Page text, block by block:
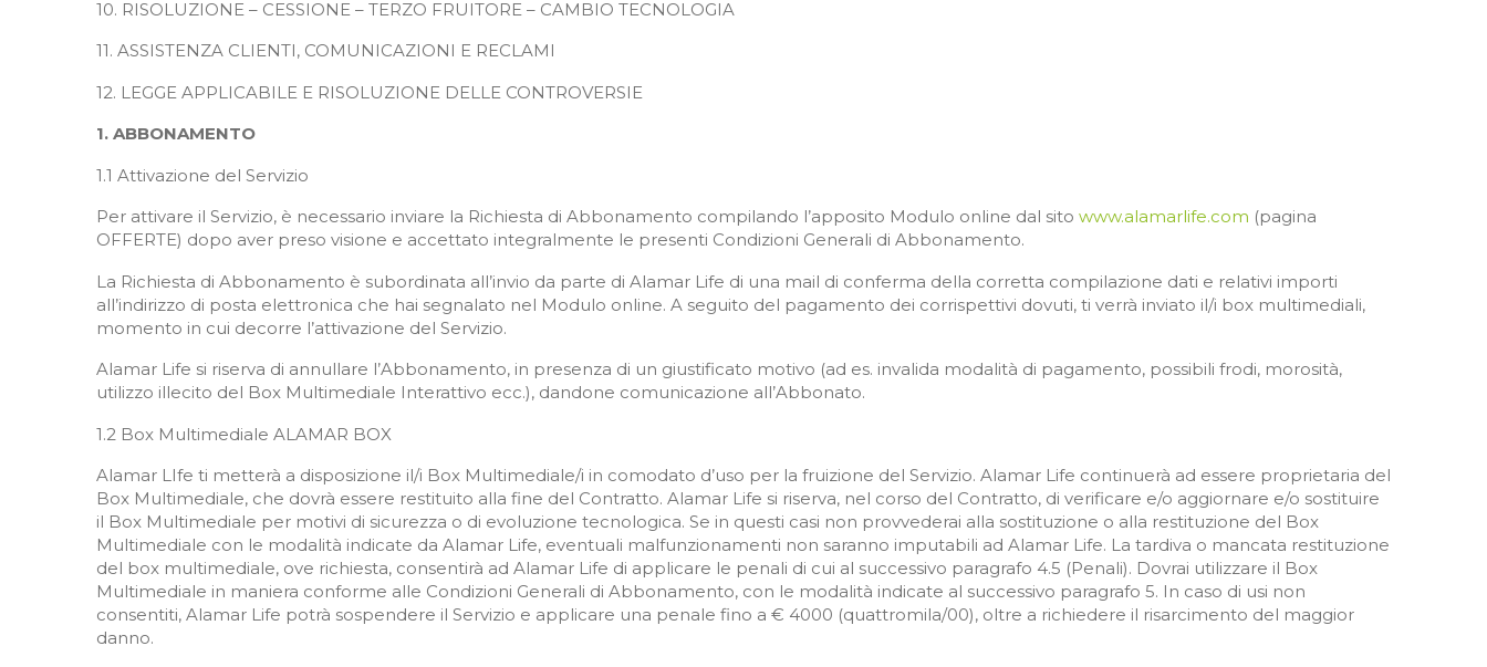
10. RISOLUZIONE – CESSIONE – TERZO FRUITORE – CAMBIO TECNOLOGIA
11. ASSISTENZA CLIENTI, COMUNICAZIONI E RECLAMI
12. LEGGE APPLICABILE E RISOLUZIONE DELLE CONTROVERSIE
1. ABBONAMENTO
1.1 Attivazione del Servizio
Per attivare il Servizio, è necessario inviare la Richiesta di Abbonamento compilando l’apposito Modulo online dal sito www.alamarlife.com (pagina
OFFERTE) dopo aver preso visione e accettato integralmente le presenti Condizioni Generali di Abbonamento.
La Richiesta di Abbonamento è subordinata all’invio da parte di Alamar Life di una mail di conferma della corretta compilazione dati e relativi importi
all’indirizzo di posta elettronica che hai segnalato nel Modulo online. A seguito del pagamento dei corrispettivi dovuti, ti verrà inviato il/i box multimediali,
momento in cui decorre l’attivazione del Servizio.
Alamar Life si riserva di annullare l’Abbonamento, in presenza di un giustificato motivo (ad es. invalida modalità di pagamento, possibili frodi, morosità,
utilizzo illecito del Box Multimediale Interattivo ecc.), dandone comunicazione all’Abbonato.
1.2 Box Multimediale ALAMAR BOX
Alamar LIfe ti metterà a disposizione il/i Box Multimediale/i in comodato d’uso per la fruizione del Servizio. Alamar Life continuerà ad essere proprietaria del
Box Multimediale, che dovrà essere restituito alla fine del Contratto. Alamar Life si riserva, nel corso del Contratto, di verificare e/o aggiornare e/o sostituire
il Box Multimediale per motivi di sicurezza o di evoluzione tecnologica. Se in questi casi non provvederai alla sostituzione o alla restituzione del Box
Multimediale con le modalità indicate da Alamar Life, eventuali malfunzionamenti non saranno imputabili ad Alamar Life. La tardiva o mancata restituzione
del box multimediale, ove richiesta, consentirà ad Alamar Life di applicare le penali di cui al successivo paragrafo 4.5 (Penali). Dovrai utilizzare il Box
Multimediale in maniera conforme alle Condizioni Generali di Abbonamento, con le modalità indicate al successivo paragrafo 5. In caso di usi non
consentiti, Alamar Life potrà sospendere il Servizio e applicare una penale fino a € 4000 (quattromila/00), oltre a richiedere il risarcimento del maggior
danno.